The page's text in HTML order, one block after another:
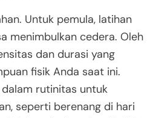
Untuk pemula, latihan
menimbulkan cedera. Oleh
dan durasi yang
fisik Anda saat ini.
rutinitas untuk
seperti berenang di hari